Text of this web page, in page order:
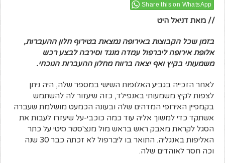
Share this on WhatsApp
// מאת דניאל היט
בזמן שכל הקבוצות באירופה נמצאת בטירוף חלון ההעברות,
אלופת אירופה ליברפול עמדה מנגד וסירבה לבצע רכש
משמעותי בקיץ ואף יצאה ברווח מחלון ההעברות הנוכחי.
לאחר הזכייה בגביע האלופות השישי במספר שלה, היה ניתן
לצפות לקיץ משמעותי באנפילד, כזה שיעזור לה להשתמש
בקמפיין האירופי המדהים שלה ובעונה הכמעט מושלמת שעברה
אשתקד כדי למשוך אליה עוד כמה כוכבי-על שיעזרו לעבות את
הסגל לקראת מאבק ראש בראש מול מנצ'סטר סיטי על כתר
האליפות באנגליה. התואר בו ליברפול לא זכתה כבר 30 שנה
וכה חסר לאוהדים שלה.